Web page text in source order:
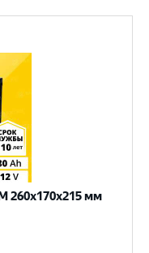
260x170x215 мм